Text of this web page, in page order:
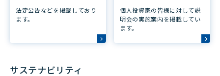
法定公告などを掲載しており
ます。
個人投資家の皆様に対して説
明会の実施案内を掲載してい
ます。
サステナビリティ